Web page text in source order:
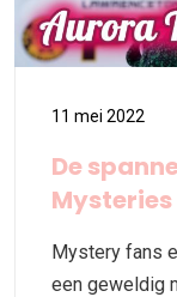
11 mei 2022
De
Mysteries
Mystery fans
een geweldig